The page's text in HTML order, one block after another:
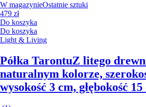
W magazynieOstatnie sztuki
479 zł
Do koszyka
Do koszyka
Light & Living
Półka TarontuZ litego
naturalnym kolorze,
wysokość 3 cm, głębokość 15